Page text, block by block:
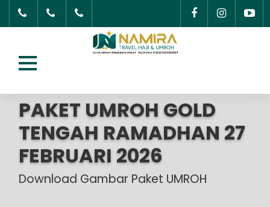
PAKET UMROH GOLD
TENGAH RAMADHAN 27
FEBRUARI 2026
Download Gambar Paket UMROH